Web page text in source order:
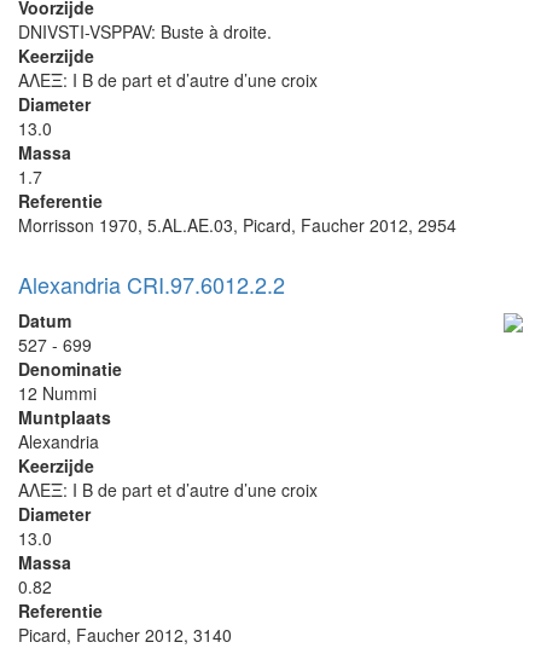
Voorzijde
DNIVSTI-VSPPAV: Buste à droite.
Keerzijde
ΑΛΕΞ: I B de part et d’autre d’une croix
Diameter
13.0
Massa
1.7
Referentie
Morrisson 1970, 5.AL.AE.03, Picard, Faucher 2012, 2954
Alexandria CRI.97.6012.2.2
Datum
527 - 699
Denominatie
12 Nummi
Muntplaats
Alexandria
Keerzijde
ΑΛΕΞ: I B de part et d’autre d’une croix
Diameter
13.0
Massa
0.82
Referentie
Picard, Faucher 2012, 3140